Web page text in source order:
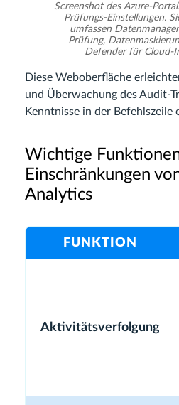
Screenshot des Azure-
Prüfungs-Einstellungen.
umfassen
Prüfung,
Defender für Cloud-
Diese Weboberfläche
und Überwachung des Audit-
Kenntnisse in der Befehlszeile
Wichtige
Einschränkungen
Analytics
FUNKTION
Aktivitätsverfolgung